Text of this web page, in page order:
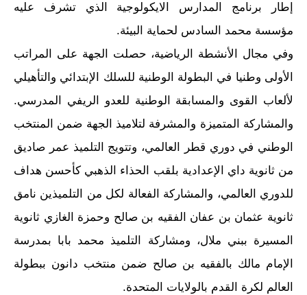
إطار برنامج المدارس الايكولوجية الذي تشرف عليه
مؤسسة محمد السادس لحماية البيئة.
وفي مجال الأنشطة الرياضية، حصلت الجهة على المراتب
الأولى وطنيا في البطولة الوطنية للسلك الإبتدائي والتأهيلي
لألعاب القوى والمسابقة الوطنية للعدو الريفي المدرسي.
والمشاركة المتميزة والمشرفة لتلاميذ الجهة ضمن المنتخب
الوطني في دوري قطر العالمي، وتتويج التلميذ عمر صاديق
من ثانوية داي الإعدادية بلقب الحذاء الذهبي كأحسن هداف
للدوري العالمي، والمشاركة الفعالة لكل من التلميذين نامق
ثانوية عثمان بن عفان الفقيه بن صالح وحمزة الغازي ثانوية
المسيرة ببني ملال، ومشاركة التلميذ محمد بابا بمدرسة
الإمام مالك بالفقيه بن صالح ضمن منتخب دانون ببطولة
العالم لكرة القدم بالولايات المتحدة.